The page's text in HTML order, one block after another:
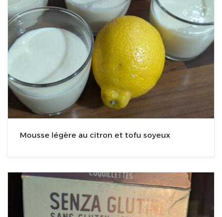
Mousse légère au citron et tofu soyeux